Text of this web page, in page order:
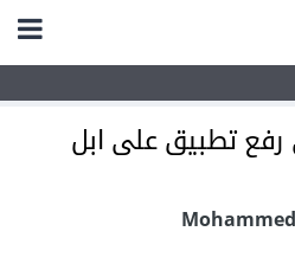
تطبيق على ابل